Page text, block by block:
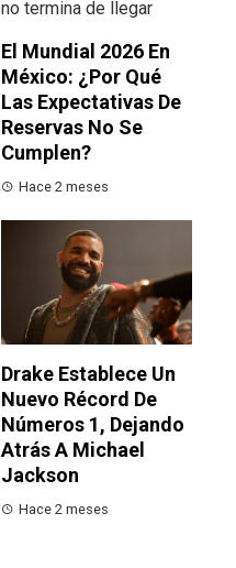
El Mundial 2026 En
México: ¿por Qué
Las Expectativas De
Reservas No Se
Cumplen?
Hace 2 meses
Drake Establece Un
Nuevo Récord De
Números 1, Dejando
Atrás A Michael
Jackson
Hace 2 meses